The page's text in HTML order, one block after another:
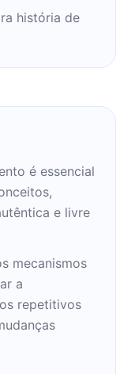
história de
é essencial
e livre
mecanismos
a
repetitivos